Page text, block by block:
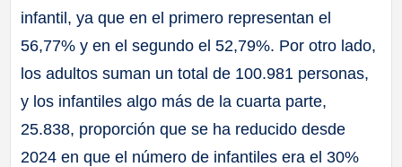
infantil, ya que en el primero representan el
56,77% y en el segundo el 52,79%. Por otro lado,
los adultos suman un total de 100.981 personas,
y los infantiles algo más de la cuarta parte,
25.838, proporción que se ha reducido desde
2024 en que el número de infantiles era el 30%